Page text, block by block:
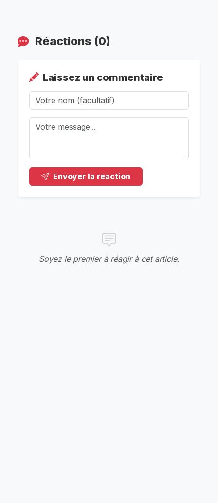
Réactions (0)
Laissez un commentaire
Envoyer la réaction
Soyez le premier à réagir à cet article.